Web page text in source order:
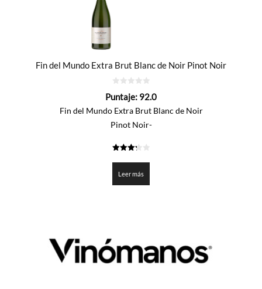
Fin del Mundo Extra Brut Blanc de Noir Pinot Noir
de
Puntaje: 92.0
Fin del Mundo Extra Brut Blanc de Noir
Pinot Noir-
Leer más